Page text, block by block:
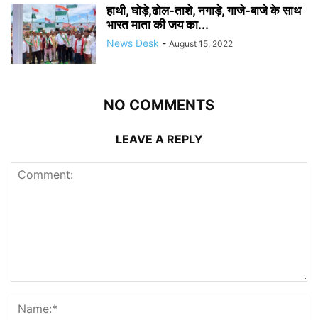
हाथी, घोड़े,ढोल-ताशे, नगाड़े, गाजे-बाजे के साथ
भारत माता की जय का...
News Desk - August 15, 2022
NO COMMENTS
LEAVE A REPLY